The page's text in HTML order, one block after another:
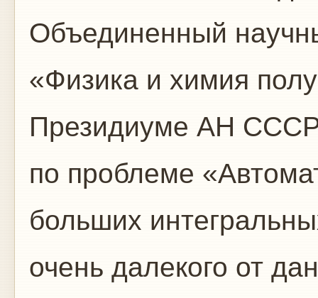
Объединенный
«Физика и химия
Президиуме АН СССР
по проблеме
больших
очень далекого от